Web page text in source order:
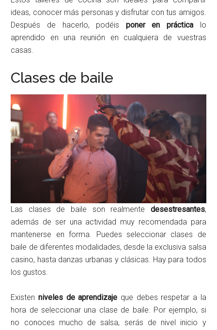
ideas, conocer más personas y disfrutar con tus amigos.
Después de hacerlo, podéis poner en práctica lo
aprendido en una reunión en cualquiera de vuestras
casas.
Clases de baile
Las clases de baile son realmente desestresantes,
además de ser una actividad muy recomendada para
mantenerse en forma. Puedes seleccionar clases de
baile de diferentes modalidades, desde la exclusiva salsa
casino, hasta danzas urbanas y clásicas. Hay para todos
los gustos.
Existenniveles de aprendizaje que debes respetar a la
hora de seleccionar una clase de baile. Por ejemplo, si
no conoces mucho de salsa, serás de nivel inicio y